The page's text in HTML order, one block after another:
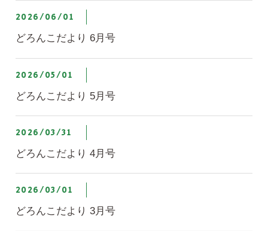
2026/06/01
どろんこだより 6月号
2026/05/01
どろんこだより 5月号
2026/03/31
どろんこだより 4月号
2026/03/01
どろんこだより 3月号